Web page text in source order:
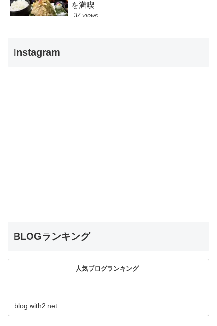
を満喫
37 views
Instagram
BLOGランキング
人気ブログランキング
blog.with2.net